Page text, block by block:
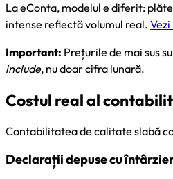
La eConta, modelul e diferit:
intense reflectă volumul real.
Important: Prețurile de mai sus
include, nu doar cifra lunară.
Costul real al
Contabilitatea de calitate slabă
Declarații depuse cu